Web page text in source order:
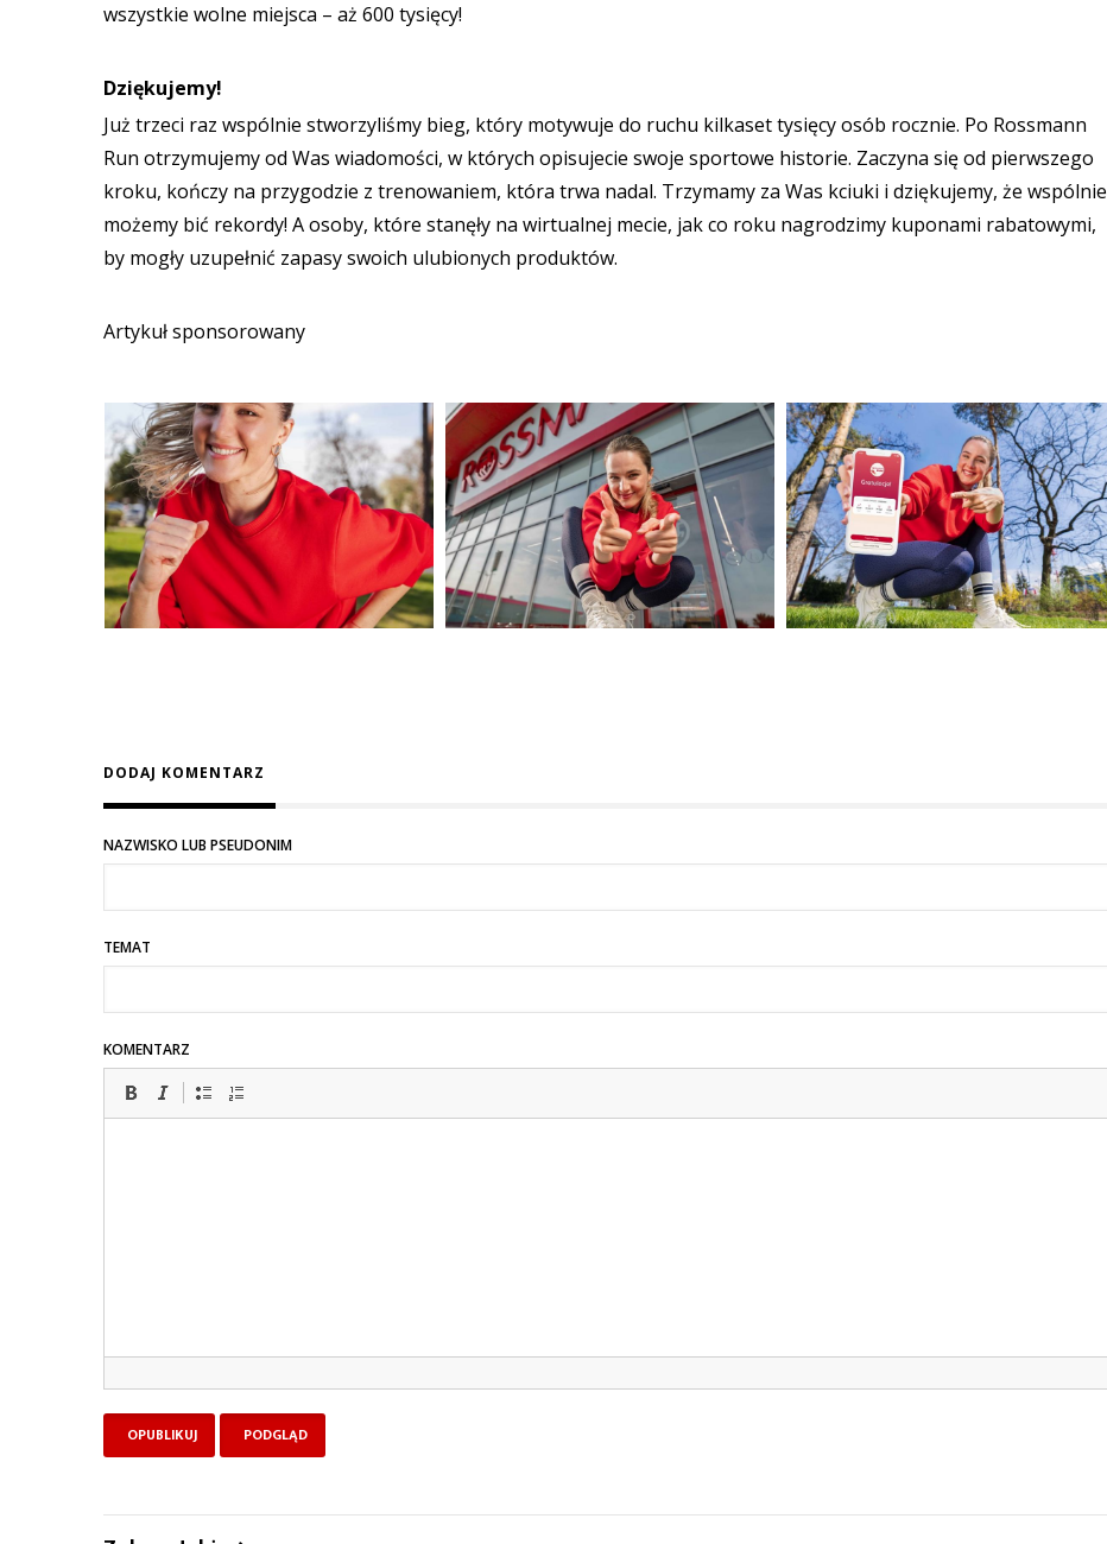
wszystkie wolne miejsca – aż 600 tysięcy!
Dziękujemy!
Już trzeci raz wspólnie stworzyliśmy bieg, który motywuje do ruchu kilkaset tysięcy osób rocznie. Po Rossmann
Run otrzymujemy od Was wiadomości, w których opisujecie swoje sportowe historie. Zaczyna się od pierwszego
kroku, kończy na przygodzie z trenowaniem, która trwa nadal. Trzymamy za Was kciuki i dziękujemy, że wspólnie
możemy bić rekordy! A osoby, które stanęły na wirtualnej mecie, jak co roku nagrodzimy kuponami rabatowymi,
by mogły uzupełnić zapasy swoich ulubionych produktów.
Artykuł sponsorowany
DODAJ KOMENTARZ
NAZWISKO LUB PSEUDONIM
TEMAT
KOMENTARZ